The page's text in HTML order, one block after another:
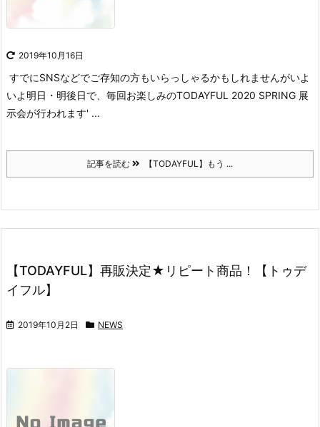
2019年10月16日
すでにSNSなどでご存知の方もいらっしゃるかもしれませんがいよ
いよ明日・明後日で、毎回お楽しみのTODAYFUL 2020 SPRING 展
示会が行われます' ...
記事を読む 【TODAYFUL】もう ...
【TODAYFUL】再販決定★リピート商品！【トゥデ
イフル】
2019年10月2日 NEWS